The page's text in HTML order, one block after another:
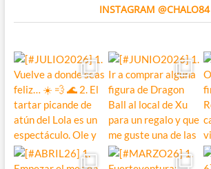
INSTAGRAM @CHALO84